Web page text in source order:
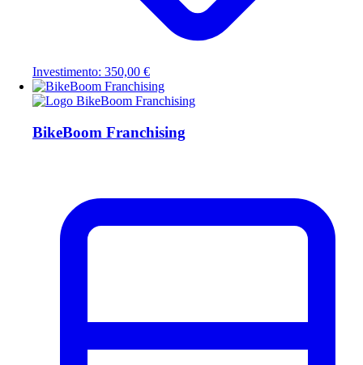
Investimento: 350,00 €
BikeBoom Franchising